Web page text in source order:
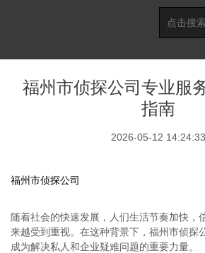
福州市侦探公司专业服
指南
2026-05-12 14:24:33
福州市侦探公司
随着社会的快速发展，人们生活节奏加快，
来越受到重视。在这种背景下，福州市侦探
成为解决私人和企业疑难问题的重要力量。